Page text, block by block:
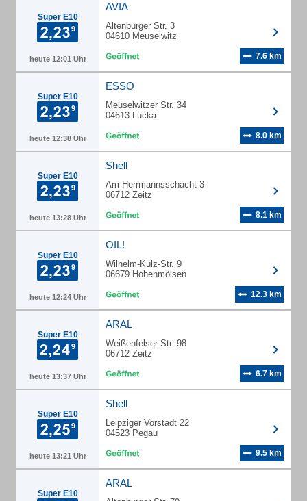
Super E10
heute 12:01 Uhr
AVIA
Altenburger Str. 3
04610 Meuselwitz
7.6 km
Super E10
heute 12:38 Uhr
ESSO
Meuselwitzer Str. 34
04613 Lucka
8.0 km
Super E10
heute 13:28 Uhr
Shell
Am Herrmannsschacht 3
06712 Zeitz
8.1 km
Super E10
heute 12:24 Uhr
OIL!
Wilhelm-Külz-Str. 9
06679 Hohenmölsen
12.3 km
Super E10
heute 13:37 Uhr
ARAL
Weißenfelser Str. 98
06712 Zeitz
6.7 km
Super E10
heute 13:21 Uhr
Shell
Leipziger Vorstadt 22
04523 Pegau
9.5 km
Super E10
ARAL